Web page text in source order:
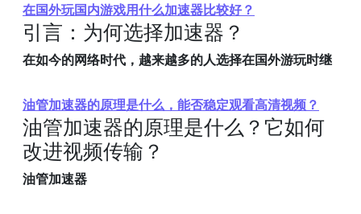
在国外玩国内游戏用什么加速器比较好？
引言：为何选择加速器？
在如今的网络时代，越来越多的人选择在国外游玩时继
油管加速器的原理是什么，能否稳定观看高清视频？
油管加速器的原理是什么？它如何
改进视频传输？
油管加速器